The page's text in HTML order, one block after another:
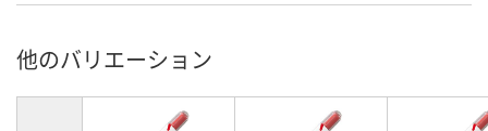
他のバリエーション